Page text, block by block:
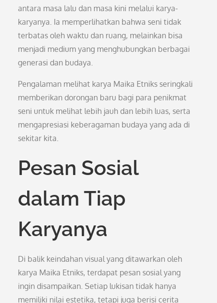
antara masa lalu dan masa kini melalui karya-
karyanya. Ia memperlihatkan bahwa seni tidak
terbatas oleh waktu dan ruang, melainkan bisa
menjadi medium yang menghubungkan berbagai
generasi dan budaya.
Pengalaman melihat karya Maika Etniks seringkali
memberikan dorongan baru bagi para penikmat
seni untuk melihat lebih jauh dan lebih luas, serta
mengapresiasi keberagaman budaya yang ada di
sekitar kita.
Pesan Sosial
dalam Tiap
Karyanya
Di balik keindahan visual yang ditawarkan oleh
karya Maika Etniks, terdapat pesan sosial yang
ingin disampaikan. Setiap lukisan tidak hanya
memiliki nilai estetika, tetapi juga berisi cerita